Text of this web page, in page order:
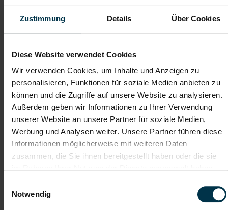
Zustimmung Details Über Cookies
Diese Website verwendet Cookies
Wir verwenden Cookies, um Inhalte und Anzeigen zu
personalisieren, Funktionen für soziale Medien anbieten zu
können und die Zugriffe auf unsere Website zu analysieren.
Außerdem geben wir Informationen zu Ihrer Verwendung
unserer Website an unsere Partner für soziale Medien,
Werbung und Analysen weiter. Unsere Partner führen diese
Informationen möglicherweise mit weiteren Daten
zusammen, die Sie ihnen bereitgestellt haben oder die sie
Notwendig
Wir verstehen, dass es schwierig sein kann, den perfekten Job
zu finden, aber genau das ist unser Ziel: Einen Arbeitsplatz zu
Wünschen unserer Bewerber*innen entspricht und sie auf ihren
Mit nur einer Bewerbung bekommt man bei uns Zugang zu
zahlreichen Jobangeboten in verschiedenen Branchen und
Bereichen. Jetzt bewerben und Traumjob finden! Wir freuen
uns auf ein Kennenlernen!
Karriere-Coaching mit der
besten Jobberatung
Zahlreiche Stellenangebote
in der regionalen Wirtschaft
Soziale Absicherung durch